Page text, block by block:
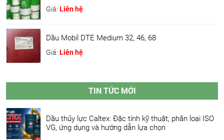
Giá: Liên hệ
Dầu Mobil DTE Medium 32, 46, 68
Giá: Liên hệ
TIN TỨC MỚI
Dầu thủy lực Caltex: Đặc tính kỹ thuật, phân loại ISO
VG, ứng dụng và hướng dẫn lựa chọn